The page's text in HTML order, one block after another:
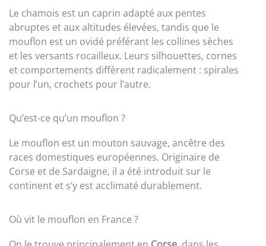
Le chamois est un caprin adapté aux pentes
abruptes et aux altitudes élevées, tandis que le
mouflon est un ovidé préférant les collines sèches
et les versants rocailleux. Leurs silhouettes, cornes
et comportements diffèrent radicalement : spirales
pour l’un, crochets pour l’autre.
Qu’est-ce qu’un mouflon ?
Le mouflon est un mouton sauvage, ancêtre des
races domestiques européennes. Originaire de
Corse et de Sardaigne, il a été introduit sur le
continent et s’y est acclimaté durablement.
Où vit le mouflon en France ?